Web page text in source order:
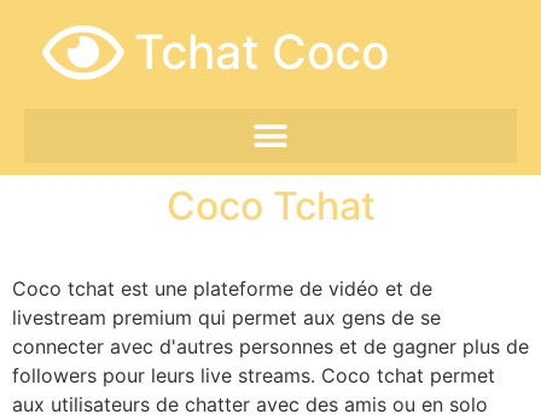
Tchat Coco
Coco Tchat
Coco tchat est une plateforme de vidéo et de
livestream premium qui permet aux gens de se
connecter avec d'autres personnes et de gagner plus de
followers pour leurs live streams. Coco tchat permet
aux utilisateurs de chatter avec des amis ou en solo